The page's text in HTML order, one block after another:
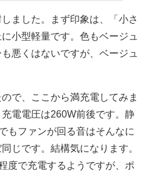
ました。まず印象は、「小さ
小型軽量です。色もベージュ
悪くはないですが、ベージュ
で、ここから満充電してみま
電電圧は260W前後です。静
もファンが回る音はそんなに
じです。結構気になります。
度で充電するようですが、ポ